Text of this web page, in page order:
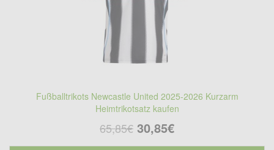
Fußballtrikots Newcastle United 2025-2026 Kurzarm
Heimtrikotsatz kaufen
65,85€ 30,85€